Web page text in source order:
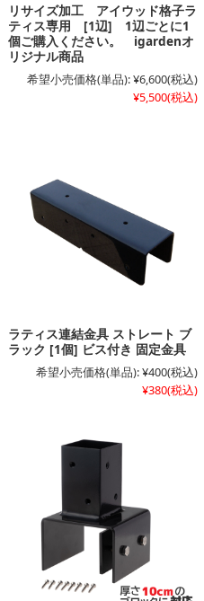
リサイズ加工 アイウッド格子ラ
ティス専用 [1辺] 1辺ごとに1
個ご購入ください。 igardenオ
リジナル商品
希望小売価格(単品):¥6,600(税込)
¥5,500(税込)
ラティス連結金具 ストレート ブ
ラック [1個] ビス付き 固定金具
希望小売価格(単品):¥400(税込)
¥380(税込)